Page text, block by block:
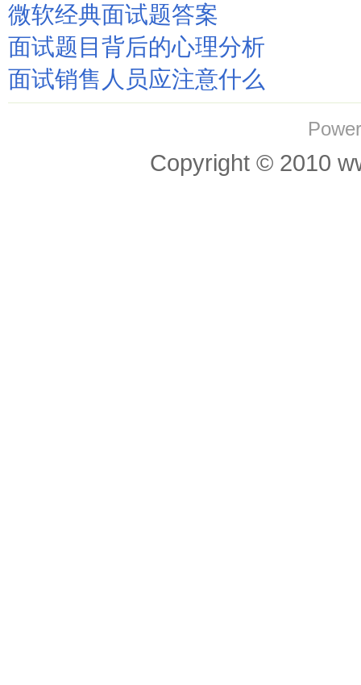
微软经典面试题答案
面试题目背后的心理分析
面试销售人员应注意什么
Copyright © 2010